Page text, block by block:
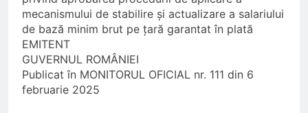
Trenul push-pull cu două
niveluri al ÖBB
2026
mecanismului de stabilire și actualizare a salariului
de bază minim brut pe țară garantat în plată
EMITENT
GUVERNUL ROMÂNIEI
Publicat în MONITORUL OFICIAL nr. 111 din 6
februarie 2025